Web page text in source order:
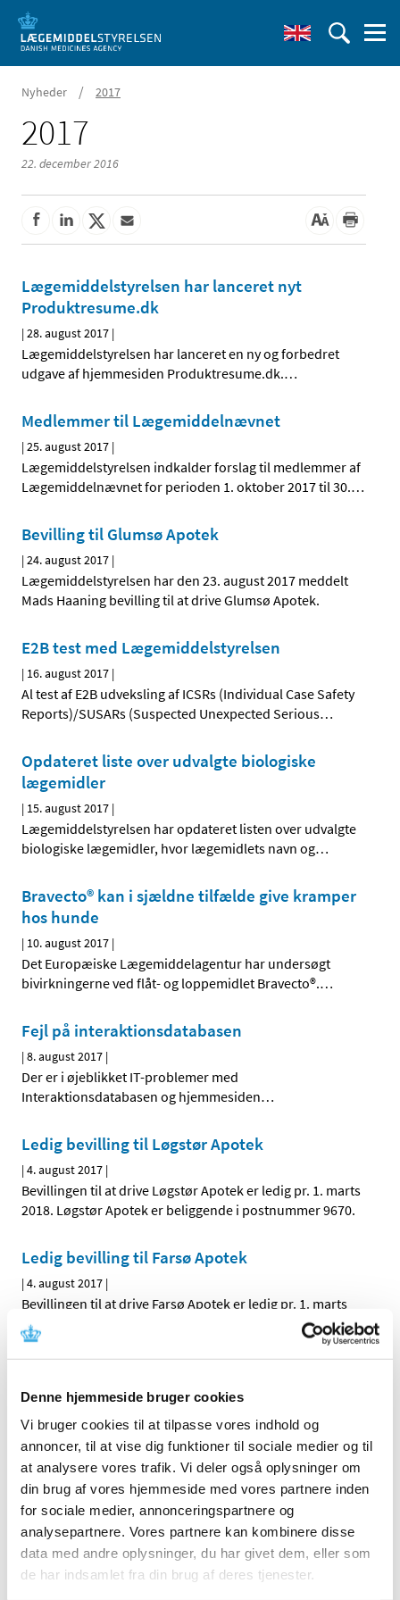
Denne hjemmeside bruger cookies
Vi bruger cookies til at tilpasse vores indhold og
annoncer, til at vise dig funktioner til sociale medier og til
at analysere vores trafik. Vi deler også oplysninger om
din brug af vores hjemmeside med vores partnere inden
for sociale medier, annonceringspartnere og
analysepartnere. Vores partnere kan kombinere disse
data med andre oplysninger, du har givet dem, eller som
de har indsamlet fra din brug af deres tjenester.
Nyheder / 2017
2017
22. december 2016
Lægemiddelstyrelsen har lanceret nyt
Produktresume.dk
|28. august 2017 |
Lægemiddelstyrelsen har lanceret en ny og forbedret
udgave af hjemmesiden Produktresume.dk.…
Medlemmer til Lægemiddelnævnet
|25. august 2017 |
Lægemiddelstyrelsen indkalder forslag til medlemmer af
Lægemiddelnævnet for perioden 1. oktober 2017 til 30.…
Bevilling til Glumsø Apotek
|24. august 2017 |
Lægemiddelstyrelsen har den 23. august 2017 meddelt
Mads Haaning bevilling til at drive Glumsø Apotek.
E2B test med Lægemiddelstyrelsen
| 16. august 2017 |
Al test af E2B udveksling af ICSRs (Individual Case Safety
Reports)/SUSARs (Suspected Unexpected Serious…
Opdateret liste over udvalgte biologiske
lægemidler
| 15. august 2017 |
Lægemiddelstyrelsen har opdateret listen over udvalgte
biologiske lægemidler, hvor lægemidlets navn og…
Bravecto® kan i sjældne tilfælde give kramper
hos hunde
| 10. august 2017 |
Det Europæiske Lægemiddelagentur har undersøgt
bivirkningerne ved flåt- og loppemidlet Bravecto®.…
Fejl på interaktionsdatabasen
|8. august 2017 |
Der er i øjeblikket IT-problemer med
Interaktionsdatabasen og hjemmesiden…
Ledig bevilling til Løgstør Apotek
|4. august 2017 |
Bevillingen til at drive Løgstør Apotek er ledig pr. 1. marts
2018. Løgstør Apotek er beliggende i postnummer 9670.
Ledig bevilling til Farsø Apotek
|4. august 2017 |
Bevillingen til at drive Farsø Apotek er ledig pr. 1. marts
2018. Farsø Apotek er beliggende i postnummer 9640.
|3. august 2017|
Lægemiddelstyrelsen har besluttet, at Trimbow med
virkning fra den 14. august 2017 skal have generelt…
Pergoveris i fyldt pen® får generelt tilskud
|3. august 2017|
Lægemiddelstyrelsen har besluttet, at Pergoveris i fyldt
pen skal have generelt tilskud. Pergoveris i fyldt pen…